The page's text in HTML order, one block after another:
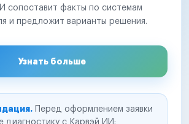
сопоставит факты по системам
и предложит варианты решения.
Узнать больше
Перед оформлением заявки
диагностику с Карвэй ИИ: